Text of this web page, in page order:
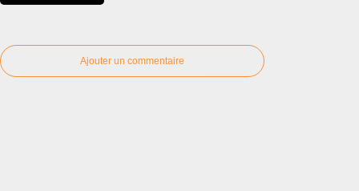
Ajouter un commentaire